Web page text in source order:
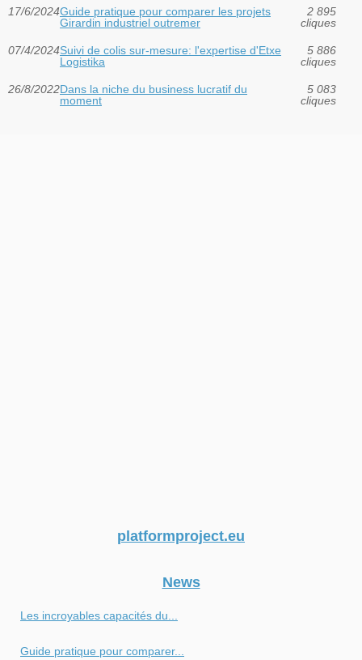
17/6/2024Guide pratique pour comparer les projets
Girardin industriel outremer
2 895
cliques
07/4/2024Suivi de colis sur-mesure: l'expertise d'Etxe
Logistika
5 886
cliques
26/8/2022Dans la niche du business lucratif du
moment
5 083
cliques
platformproject.eu
News
Les incroyables capacités du...
Guide pratique pour comparer...